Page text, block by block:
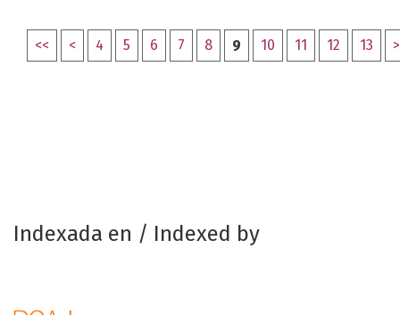
<< < 4 5 6 7 8 9 10 11 12 13 >
Indexada en / Indexed by